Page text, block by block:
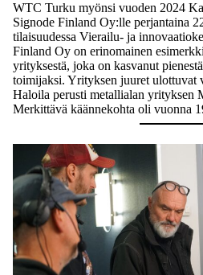
WTC Turku myönsi vuoden 2024
Signode Finland Oy:lle perjantaina
tilaisuudessa Vierailu- ja
Finland Oy on erinomainen
yrityksestä, joka on kasvanut
toimijaksi. Yrityksen juuret ulottuvat
Haloila perusti metallialan yrityksen
Merkittävä käännekohta oli